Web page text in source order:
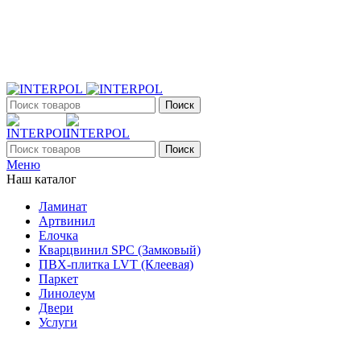
Поиск
Поиск
Меню
Наш каталог
Ламинат
Артвинил
Елочка
Кварцвинил SPC (Замковый)
ПВХ-плитка LVT (Клеевая)
Паркет
Линолеум
Двери
Услуги